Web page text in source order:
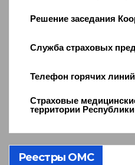
Решение заседания
Служба страховых
Телефон горячих
Страховые
территории
Реестры ОМС